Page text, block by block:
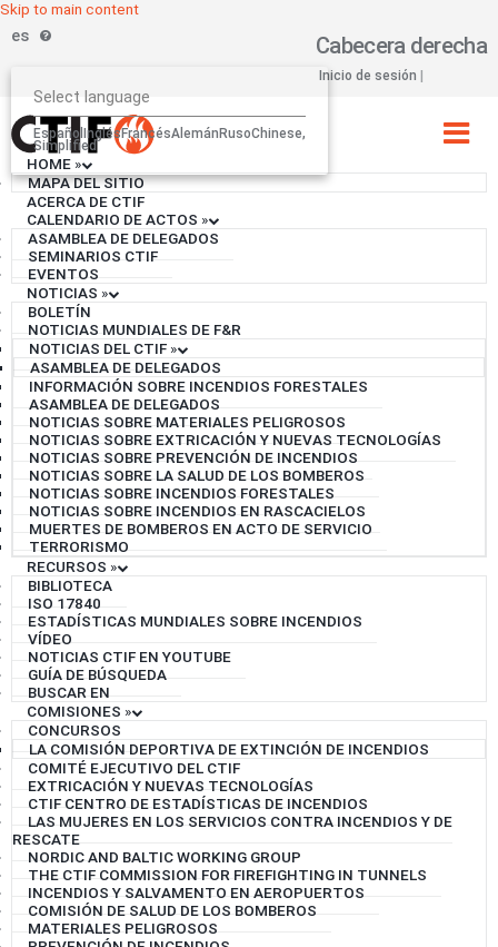
Skip to main content
es
Select language
Español InglésFrancésAlemán RusoChinese,
Simplified
Cabecera derecha
Inicio de sesión
HOME»
MAPA DEL SITIO
ACERCA DE CTIF
CALENDARIO DE ACTOS »
ASAMBLEA DE DELEGADOS
SEMINARIOS CTIF
EVENTOS
NOTICIAS »
BOLETÍN
NOTICIAS MUNDIALES DE F&R
NOTICIAS DEL CTIF »
ASAMBLEA DE DELEGADOS
INFORMACIÓN SOBRE INCENDIOS FORESTALES
ASAMBLEA DE DELEGADOS
NOTICIAS SOBRE MATERIALES PELIGROSOS
NOTICIAS SOBRE EXTRICACIÓN Y NUEVAS TECNOLOGÍAS
NOTICIAS SOBRE PREVENCIÓN DE INCENDIOS
NOTICIAS SOBRE LA SALUD DE LOS BOMBEROS
NOTICIAS SOBRE INCENDIOS FORESTALES
NOTICIAS SOBRE INCENDIOS EN RASCACIELOS
MUERTES DE BOMBEROS EN ACTO DE SERVICIO
TERRORISMO
RECURSOS »
BIBLIOTECA
ISO 17840
ESTADÍSTICAS MUNDIALES SOBRE INCENDIOS
VÍDEO
NOTICIAS CTIF EN YOUTUBE
GUÍA DE BÚSQUEDA
BUSCAR EN
COMISIONES »
CONCURSOS
LA COMISIÓN DEPORTIVA DE EXTINCIÓN DE INCENDIOS
COMITÉ EJECUTIVO DEL CTIF
EXTRICACIÓN Y NUEVAS TECNOLOGÍAS
CTIF CENTRO DE ESTADÍSTICAS DE INCENDIOS
LAS MUJERES EN LOS SERVICIOS CONTRA INCENDIOS Y DE
RESCATE
NORDIC AND BALTIC WORKING GROUP
THE CTIF COMMISSION FOR FIREFIGHTING IN TUNNELS
INCENDIOS Y SALVAMENTO EN AEROPUERTOS
COMISIÓN DE SALUD DE LOS BOMBEROS
MATERIALES PELIGROSOS